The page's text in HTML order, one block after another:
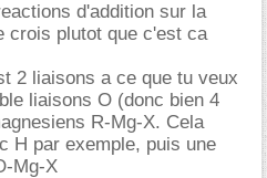
d'addition sur la
crois plutot que c'est ca
2 liaisons a ce que tu veux
liaisons O (donc bien 4
R-Mg-X. Cela
H par exemple, puis une
Mg-X